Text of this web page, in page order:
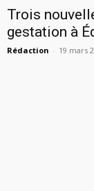
Trois
gestation à
Rédaction - 19 mars